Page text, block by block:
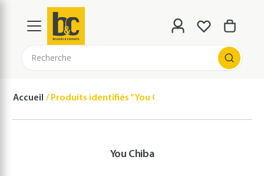
Recherche
Accueil Produits identifiés “You Chiba”
You Chiba